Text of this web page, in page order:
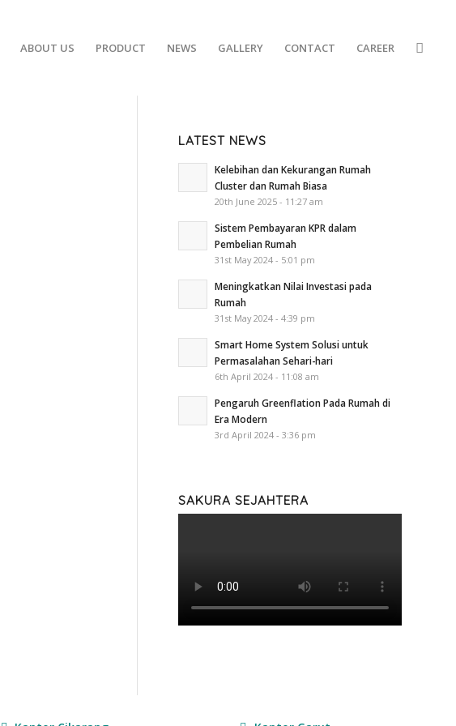
ABOUT US PRODUCT NEWS GALLERY CONTACT CAREER
LATEST NEWS
Kelebihan dan Kekurangan Rumah
Cluster dan Rumah Biasa
20th June 2025 - 11:27 am
Sistem Pembayaran KPR dalam
Pembelian Rumah
31st May 2024 - 5:01 pm
Meningkatkan Nilai Investasi pada
Rumah
31st May 2024 - 4:39 pm
Smart Home System Solusi untuk
Permasalahan Sehari-hari
6th April 2024 - 11:08 am
Pengaruh Greenflation Pada Rumah di
Era Modern
3rd April 2024 - 3:36 pm
SAKURA SEJAHTERA